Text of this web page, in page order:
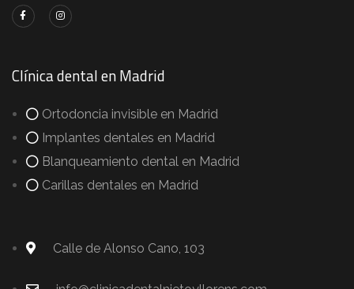
Clínica dental en Madrid
Ortodoncia invisible en Madrid
Implantes dentales en Madrid
Blanqueamiento dental en Madrid
Carillas dentales en Madrid
Calle de Alonso Cano, 103